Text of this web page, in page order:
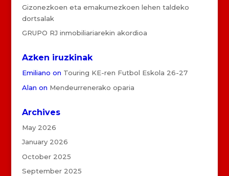
Gizonezkoen eta emakumezkoen lehen taldeko
dortsalak
GRUPO RJ inmobiliariarekin akordioa
Azken iruzkinak
Emiliano on Touring KE-ren Futbol Eskola 26-27
Alan on Mendeurrenerako oparia
Archives
May 2026
January 2026
October 2025
September 2025